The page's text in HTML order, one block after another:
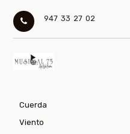
947 33 27 02
Cuerda
Viento